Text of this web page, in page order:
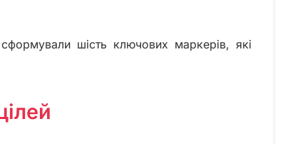
сформували шість ключових маркерів, які